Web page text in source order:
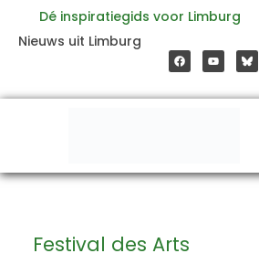
inhoud
Dé inspiratiegids voor Limburg
Nieuws uit Limburg
a
c
e
o
o
o
u
t
b
e
Festival des Arts